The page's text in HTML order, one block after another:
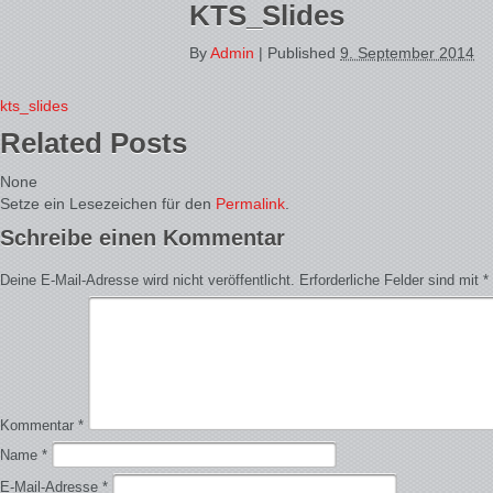
KTS_Slides
ByAdmin | Published 9. September 2014
kts_slides
Related Posts
None
Setze ein Lesezeichen für den Permalink
Schreibe einen Kommentar
Deine E-Mail-Adresse wird nicht veröffentlicht. Erforderliche Felder sind mit *
Kommentar *
Name *
E-Mail-Adresse *